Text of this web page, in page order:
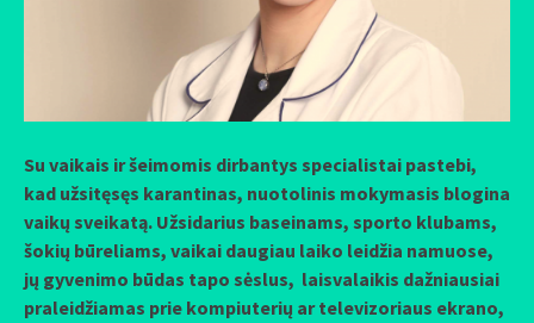
Su vaikais ir šeimomis dirbantys specialistai pastebi,
kad užsitęsęs karantinas, nuotolinis mokymasis blogina
vaikų sveikatą. Užsidarius baseinams, sporto klubams,
šokių būreliams, vaikai daugiau laiko leidžia namuose,
jų gyvenimo būdas tapo sėslus, laisvalaikis dažniausiai
praleidžiamas prie kompiuterių ar televizoriaus ekrano,